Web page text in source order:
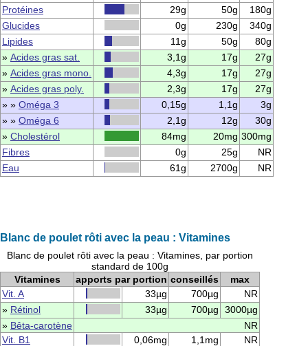
Protéines
29g 50g
180g
Glucides
0g 230g
340g
Lipides
11g 50g
80g
» Acides gras sat. 3,1g 17g
27g
» Acides gras mono. 4,3g 17g
27g
» Acides gras poly. 2,3g 17g
27g
» » Oméga 3 0,15g 1,1g
3g
» » Oméga 6 2,1g 12g
30g
» Cholestérol 84mg 20mg 300mg
Fibres
0g 25g
NR
Eau
61g 2700g NR
Blanc de poulet rôti avec la peau : Vitamines
Blanc de poulet rôti avec la peau : Vitamines, par portion
standard de 100g
Vitamines
apports par portion conseillés
max
Vit. A
33µg 700µg
NR
» Rétinol 33µg 700µg
3000µg
» Bêta-carotène
NR
Vit. B1
0,06mg 1,1mg
NR